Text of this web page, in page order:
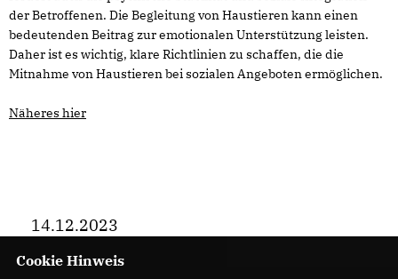
der Betroffenen. Die Begleitung von Haustieren kann einen
bedeutenden Beitrag zur emotionalen Unterstützung leisten.
Daher ist es wichtig, klare Richtlinien zu schaffen, die die
Mitnahme von Haustieren bei sozialen Angeboten ermöglichen.
Näheres hier
14.12.2023
Cookie Hinweis